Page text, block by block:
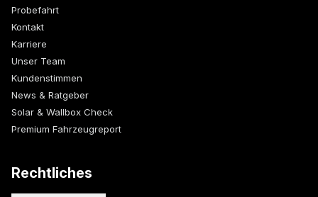
Probefahrt
Kontakt
Karriere
Unser Team
Kundenstimmen
News & Ratgeber
Solar & Wallbox Check
Premium Fahrzeugreport
Rechtliches